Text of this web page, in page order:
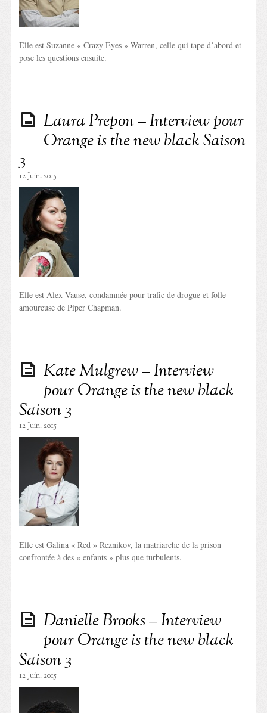
Elle est Suzanne « Crazy Eyes » Warren, celle qui tape d’abord et
pose les questions ensuite.
Laura Prepon – Interview pour
Orange is the new black Saison
3
12 Juin. 2015
Elle est Alex Vause, condamnée pour trafic de drogue et folle
amoureuse de Piper Chapman.
Kate Mulgrew – Interview
pour Orange is the new black
Saison 3
12 Juin. 2015
Elle est Galina « Red » Reznikov, la matriarche de la prison
confrontée à des « enfants » plus que turbulents.
Danielle Brooks – Interview
pour Orange is the new black
Saison 3
12 Juin. 2015